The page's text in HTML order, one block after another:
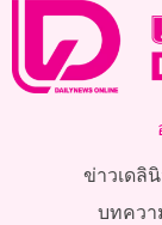
ข่าวเดลิ
บทควา